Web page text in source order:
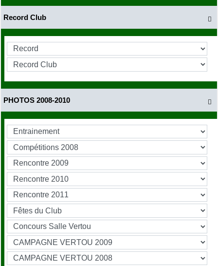

Record Club

PHOTOS 2008-2010